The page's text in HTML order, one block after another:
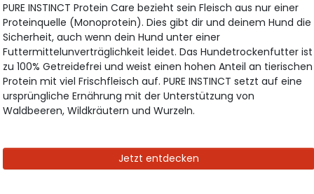
PURE INSTINCT Protein Care bezieht sein Fleisch aus nur einer
Proteinquelle (Monoprotein). Dies gibt dir und deinem Hund die
Sicherheit, auch wenn dein Hund unter einer
Futtermittelunverträglichkeit leidet. Das Hundetrockenfutter ist
zu 100% Getreidefrei und weist einen hohen Anteil an tierischen
Protein mit viel Frischfleisch auf. PURE INSTINCT setzt auf eine
ursprüngliche Ernährung mit der Unterstützung von
Waldbeeren, Wildkräutern und Wurzeln.
Jetzt entdecken